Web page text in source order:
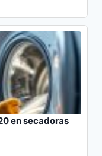
en secadoras